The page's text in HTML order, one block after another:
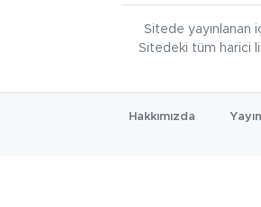
Sitede yayınlanan
Sitedeki tüm harici
Hakkımızda